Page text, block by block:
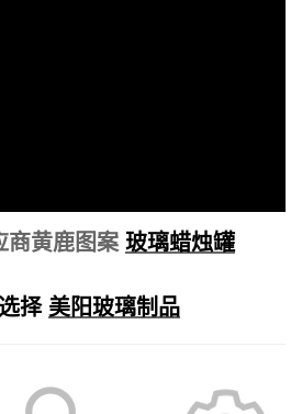
商黄鹿图案 玻璃蜡烛罐
择 美阳玻璃制品